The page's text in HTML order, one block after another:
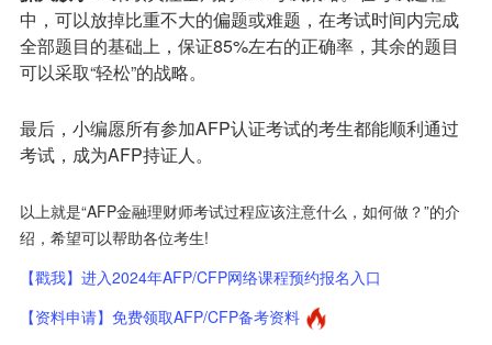
中，可以放掉比重不大的偏题或难题，在考试时间内完成
全部题目的基础上，保证85%左右的正确率，其余的题目
可以采取“轻松”的战略。
最后，小编愿所有参加AFP认证考试的考生都能顺利通过
考试，成为AFP持证人。
以上就是“AFP金融理财师考试过程应该注意什么，如何做？”的介
绍，希望可以帮助各位考生!
【戳我】进入2024年AFP/CFP网络课程预约报名入口
【资料申请】免费领取AFP/CFP备考资料